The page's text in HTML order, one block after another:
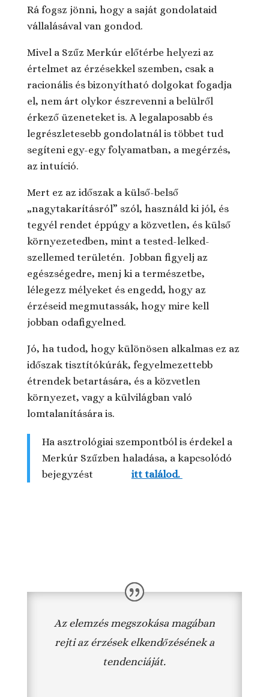
Rá fogsz jönni, hogy a saját gondolataid
vállalásával van gondod.
Mivel a Szűz Merkúr előtérbe helyezi az
értelmet az érzésekkel szemben, csak a
racionális és bizonyítható dolgokat fogadja
el, nem árt olykor észrevenni a belülről
érkező üzeneteket is. A legalaposabb és
legrészletesebb gondolatnál is többet tud
segíteni egy-egy folyamatban, a megérzés,
az intuíció.
Mert ez az időszak a külső-belső
„nagytakarításról” szól, használd ki jól, és
tegyél rendet éppúgy a közvetlen, és külső
környezetedben, mint a tested-lelked-
szellemed területén. Jobban figyelj az
egészségedre, menj ki a természetbe,
lélegezz mélyeket és engedd, hogy az
érzéseid megmutassák, hogy mire kell
jobban odafigyelned.
Jó, ha tudod, hogy különösen alkalmas ez az
időszak tisztítókúrák, fegyelmezettebb
étrendek betartására, és a közvetlen
környezet, vagy a külvilágban való
lomtalanítására is.
Ha asztrológiai szempontból is érdekel a
Merkúr Szűzben haladása, a kapcsolódó
bejegyzést itt találod.
Az elemzés megszokása magában
rejti az érzések elkendőzésének a
tendenciáját.